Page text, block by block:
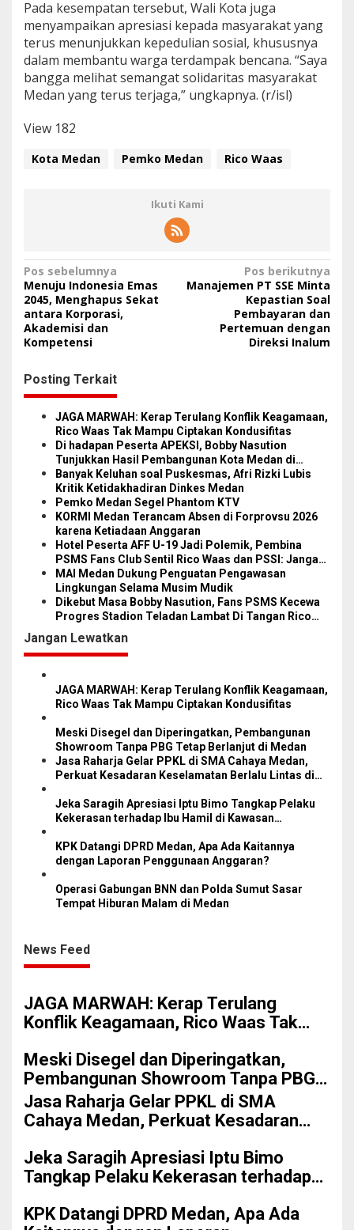
Pada kesempatan tersebut, Wali Kota juga
menyampaikan apresiasi kepada masyarakat yang
terus menunjukkan kepedulian sosial, khususnya
dalam membantu warga terdampak bencana. “Saya
bangga melihat semangat solidaritas masyarakat
Medan yang terus terjaga,” ungkapnya. (r/isl)
View 182
Kota Medan Pemko Medan Rico Waas
Ikuti Kami
N
a
v
i
a
Pos sebelumnya
Menuju Indonesia Emas
2045, Menghapus Sekat
antara Korporasi,
Akademisi dan
Kompetensi
Pos berikutnya
Manajemen PT SSE Minta
Kepastian Soal
Pembayaran dan
Pertemuan dengan
Direksi Inalum
Posting Terkait
JAGA MARWAH: Kerap Terulang Konflik Keagamaan,
Rico Waas Tak Mampu Ciptakan Kondusifitas
Di hadapan Peserta APEKSI, Bobby Nasution
Tunjukkan Hasil Pembangunan Kota Medan di
Eranya
Banyak Keluhan soal Puskesmas, Afri Rizki Lubis
Kritik Ketidakhadiran Dinkes Medan
Pemko Medan Segel Phantom KTV
KORMI Medan Terancam Absen di Forprovsu 2026
karena Ketiadaan Anggaran
Hotel Peserta AFF U-19 Jadi Polemik, Pembina
PSMS Fans Club Sentil Rico Waas dan PSSI: Jangan
Bikin Malu!
MAI Medan Dukung Penguatan Pengawasan
Lingkungan Selama Musim Mudik
Dikebut Masa Bobby Nasution, Fans PSMS Kecewa
Progres Stadion Teladan Lambat Di Tangan Rico
Waas
Jangan Lewatkan
JAGA MARWAH: Kerap Terulang Konflik Keagamaan,
Rico Waas Tak Mampu Ciptakan Kondusifitas
Meski Disegel dan Diperingatkan, Pembangunan
Showroom Tanpa PBG Tetap Berlanjut di Medan
Jasa Raharja Gelar PPKL di SMA Cahaya Medan,
Perkuat Kesadaran Keselamatan Berlalu Lintas di
Jeka Saragih Apresiasi Iptu Bimo Tangkap Pelaku
Kekerasan terhadap Ibu Hamil di Kawasan
KPK Datangi DPRD Medan, Apa Ada Kaitannya
dengan Laporan Penggunaan Anggaran?
Operasi Gabungan BNN dan Polda Sumut Sasar
Tempat Hiburan Malam di Medan
News Feed
JAGA MARWAH: Kerap Terulang
Konflik Keagamaan, Rico Waas Tak
Meski Disegel dan Diperingatkan,
Pembangunan Showroom Tanpa PBG
Tetap Berlanjut di Medan
Jasa Raharja Gelar PPKL di SMA
Cahaya Medan, Perkuat Kesadaran
Kalangan Pelajar
Jeka Saragih Apresiasi Iptu Bimo
Tangkap Pelaku Kekerasan terhadap
Pancasila
KPK Datangi DPRD Medan, Apa Ada